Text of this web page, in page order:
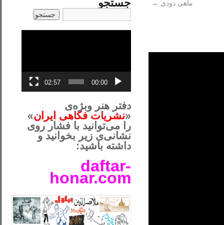
ماهی دودی → جستجو
00:00
02:57
دفتر هنر وبژه‌ی
«نشریات فکاهی ایران»
را می‌توانید با فشار روی
نشانی‌ی زیر بخوانید و
داشته باشید:
daftar-
honar.com